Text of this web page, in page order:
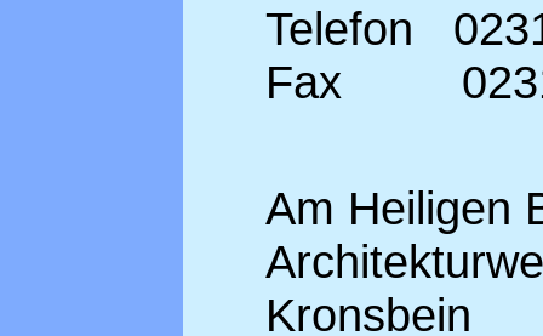
Telefon
Fax 0231
Am Heiligen
Kronsbein